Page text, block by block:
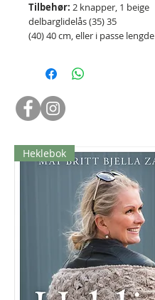
Tilbehør: 2 knapper, 1 beige
delbarglidelås (35) 35
(40) 40 cm, eller i passe lengde
Heklebok